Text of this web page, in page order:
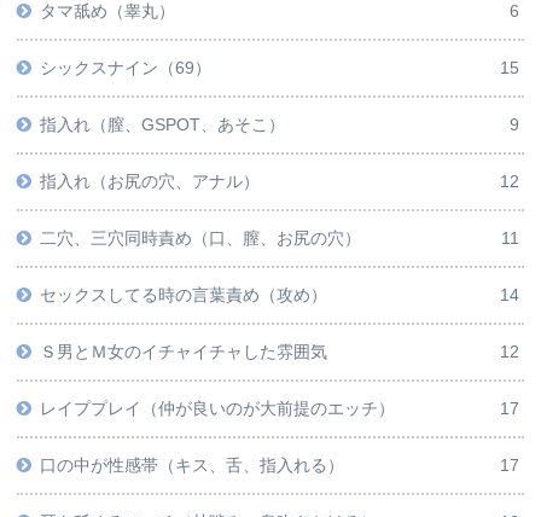
タマ舐め（睾丸） 6
シックスナイン（69） 15
指入れ（膣、GSPOT、あそこ） 9
指入れ（お尻の穴、アナル） 12
二穴、三穴同時責め（口、膣、お尻の穴） 11
セックスしてる時の言葉責め（攻め） 14
Ｓ男とＭ女のイチャイチャした雰囲気 12
レイププレイ（仲が良いのが大前提のエッチ） 17
口の中が性感帯（キス、舌、指入れる） 17